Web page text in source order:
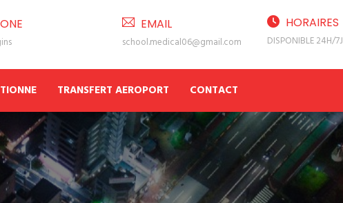
EMAIL
school.medical06@gmail.com
HORAIRES
DISPONIBLE 24H/7J
TRANSFERT AEROPORT CONTACT